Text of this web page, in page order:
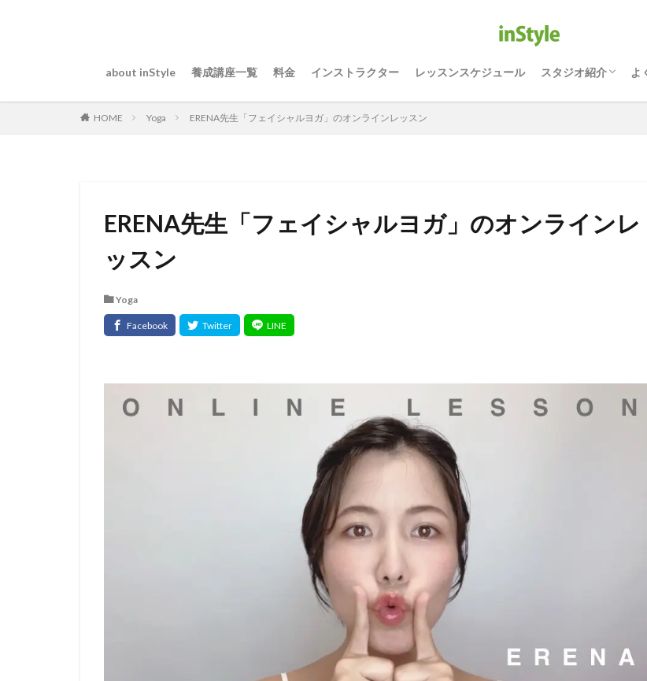
about inStyle 養成講座一覧 料金 インストラクター レッスンスケジュール スタジオ紹介
ONLINE オンライ
津田沼駅徒歩5分
千葉駅徒歩5分の
能見台駅徒歩1分
運営会社 インス
よ
HOME Yoga ERENA先生「フェイシャルヨガ」のオンラインレッスン
ERENA先生「フェイシャルヨガ」のオンラインレ
ッスン
Yoga
リアル｜津田沼スタ
アルヨガ｜インス
リアルヨガ｜能見台